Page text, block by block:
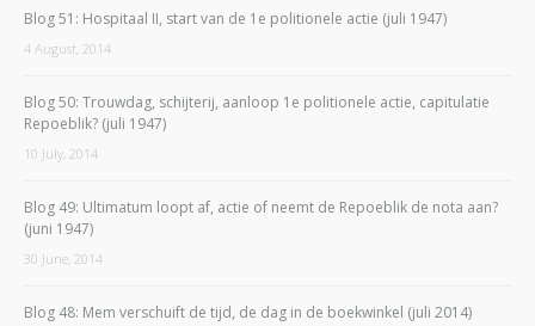
Blog 51: Hospitaal II, start van de 1e politionele actie (juli 1947)
4 August, 2014
Blog 50: Trouwdag, schijterij, aanloop 1e politionele actie, capitulatie
Repoeblik? (juli 1947)
10 July, 2014
Blog 49: Ultimatum loopt af, actie of neemt de Repoeblik de nota aan?
(juni 1947)
30 June, 2014
Blog 48: Mem verschuift de tijd, de dag in de boekwinkel (juli 2014)